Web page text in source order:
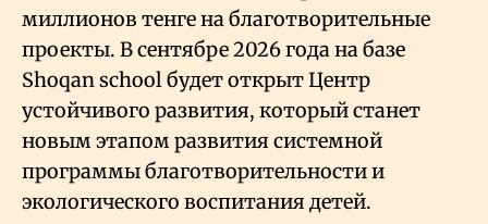
миллионов тенге на благотворительные
проекты. В сентябре 2026 года на базе
Shoqan school будет открыт Центр
устойчивого развития, который станет
новым этапом развития системной
программы благотворительности и
экологического воспитания детей.